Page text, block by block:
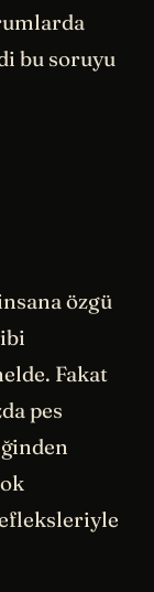
bu soruyu
özgü
Fakat
pes